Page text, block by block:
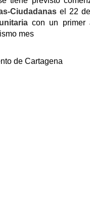
Ciudadanasel 22 de
con un primer
mes
de Cartagena